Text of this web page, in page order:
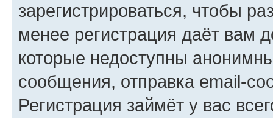
зарегистрироваться, чтобы
менее регистрация даёт вам
которые недоступны
сообщения, отправка email-
Регистрация займёт у вас